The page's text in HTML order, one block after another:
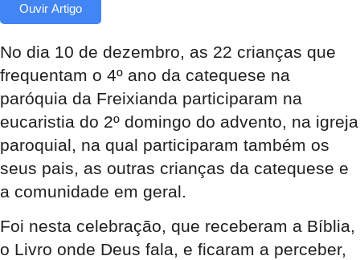
Ouvir Artigo
No dia 10 de dezembro, as 22 crianças que
frequentam o 4º ano da catequese na
paróquia da Freixianda participaram na
eucaristia do 2º domingo do advento, na igreja
paroquial, na qual participaram também os
seus pais, as outras crianças da catequese e
a comunidade em geral.
Foi nesta celebração, que receberam a Bíblia,
o Livro onde Deus fala, e ficaram a perceber,